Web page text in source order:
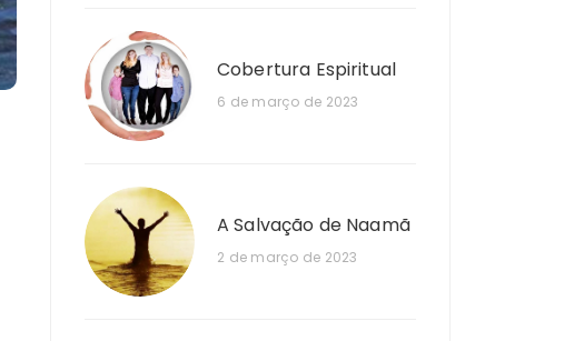
Cobertura Espiritual
6 de março de 2023
A Salvação de Naamã
2 de março de 2023